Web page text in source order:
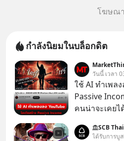
โฆษณา
กำลังนิยมในบล็อกดิต
วันนี้ เวลา
ใช้ AI ทำเพลง
Passive
คนน่าจะเคยไ
รู้ตัวเรา” จาก
SCB
ได้รับการบู